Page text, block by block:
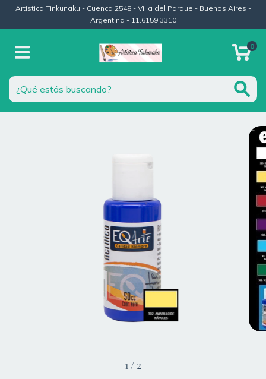
Artistica Tinkunaku - Cuenca 2548 - Villa del Parque - Buenos Aires -
Argentina - 11.6159.3310
0
1 / 2